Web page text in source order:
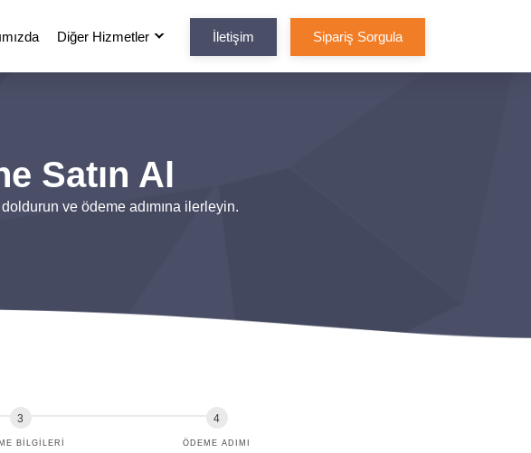
Diğer Hizmetler İletişim Sipariş Sorgula
Satın Al
ve ödeme adımına ilerleyin.
BILGILERI ÖDEME ADIMI